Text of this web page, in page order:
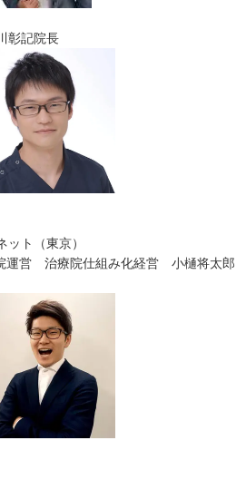
彰記院長
ト（東京）
運営 治療院仕組み化経営 小樋将太郎